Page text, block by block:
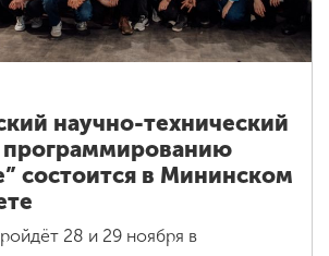
научно-технический
программированию
состоится в Мининском
28 и 29 ноября в